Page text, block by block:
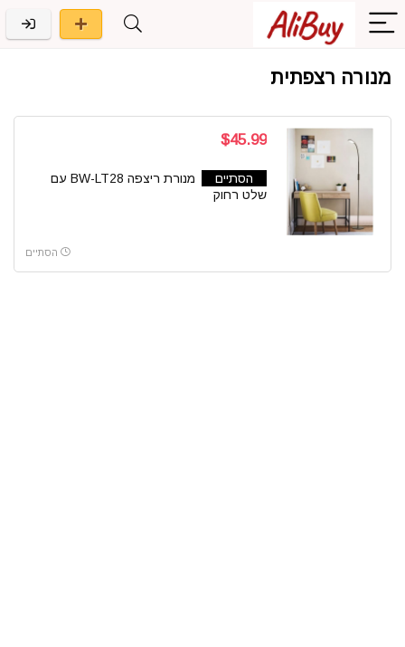
מנורה רצפתית
$45.99
הסתיים
מנורת ריצפה BW-LT28 עם
שלט רחוק
הסתיים